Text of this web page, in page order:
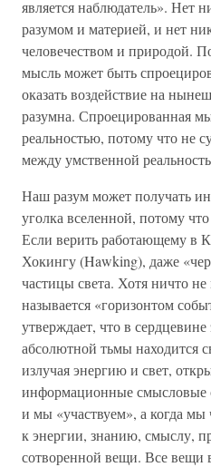
является наблюдатель». Нет
разумом и материей, и нет
человечеством и природой.
мысль может быть
оказать воздействие на
разумна. Спроецированная
реальностью, потому что не
между умственной
Наш разум может получать
уголка вселенной, потому
Если верить работающему в
Хокингу (Hawking), даже
частицы света. Хотя ничто
называется «горизонтом
утверждает, что в
абсолютной тьмы находится
излучая энергию и свет,
информационные смысловые
и мы «участвуем», а когда
к энергии, знанию, смыслу,
сотворенной вещи. Все вещи